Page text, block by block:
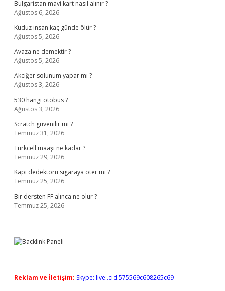
Bulgaristan mavi kart nasıl alınır ?
Ağustos 6, 2026
Kuduz insan kaç günde ölür ?
Ağustos 5, 2026
Avaza ne demektir ?
Ağustos 5, 2026
Akciğer solunum yapar mı ?
Ağustos 3, 2026
530 hangi otobüs ?
Ağustos 3, 2026
Scratch güvenilir mi ?
Temmuz 31, 2026
Turkcell maaşı ne kadar ?
Temmuz 29, 2026
Kapı dedektörü sigaraya öter mi ?
Temmuz 25, 2026
Bir dersten FF alınca ne olur ?
Temmuz 25, 2026
Reklam ve İletişim: Skype: live:.cid.575569c608265c69